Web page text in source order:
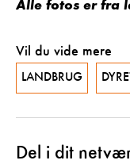
Alle fotos er fra
Vil du vide mere
LANDBRUG
Del i dit